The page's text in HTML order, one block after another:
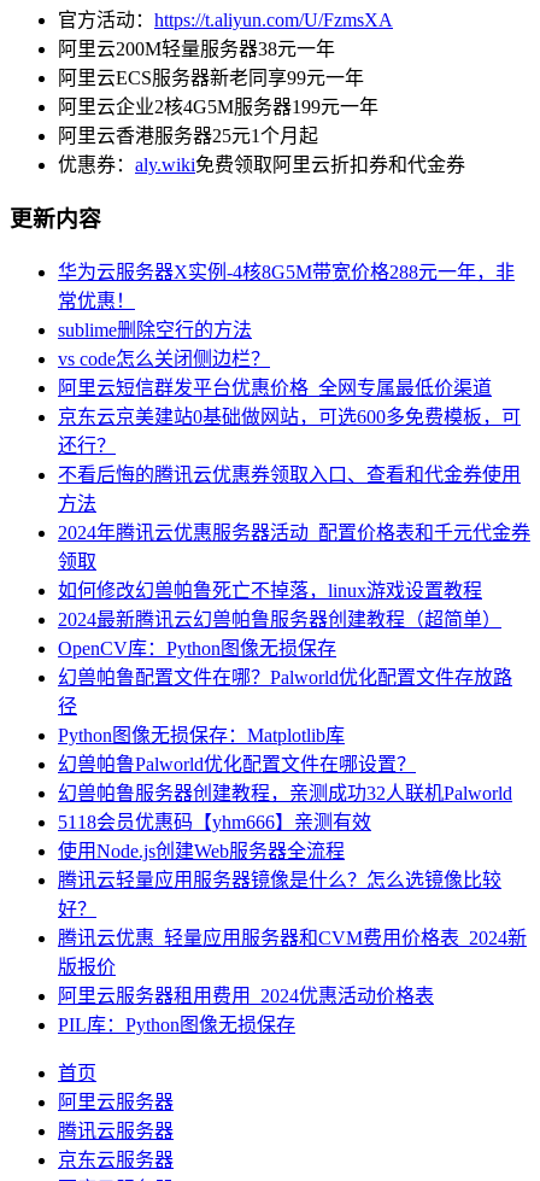
官方活动： https://t.aliyun.com/U/FzmsXA
阿里云200M轻量服务器38元一年
阿里云ECS服务器新老同享99元一年
阿里云企业2核4G5M服务器199元一年
阿里云香港服务器25元1个月起
优惠券： aly.wiki免费领取阿里云折扣券和代金券
更新内容
华为云服务器X实例-4核8G5M带宽价格288元一年，非
常优惠！
sublime删除空行的方法
vs code怎么关闭侧边栏？
阿里云短信群发平台优惠价格_全网专属最低价渠道
京东云京美建站0基础做网站，可选600多免费模板，可
还行？
不看后悔的腾讯云优惠券领取入口、查看和代金券使用
方法
2024年腾讯云优惠服务器活动_配置价格表和千元代金券
领取
如何修改幻兽帕鲁死亡不掉落，linux游戏设置教程
2024最新腾讯云幻兽帕鲁服务器创建教程（超简单）
OpenCV库：Python图像无损保存
幻兽帕鲁配置文件在哪？Palworld优化配置文件存放路
径
Python图像无损保存：Matplotlib库
幻兽帕鲁Palworld优化配置文件在哪设置？
幻兽帕鲁服务器创建教程，亲测成功32人联机Palworld
5118会员优惠码【yhm666】亲测有效
使用Node.js创建Web服务器全流程
腾讯云轻量应用服务器镜像是什么？怎么选镜像比较
好？
腾讯云优惠_轻量应用服务器和CVM费用价格表_2024新
版报价
阿里云服务器租用费用_2024优惠活动价格表
PIL库：Python图像无损保存
首页
阿里云服务器
腾讯云服务器
京东云服务器